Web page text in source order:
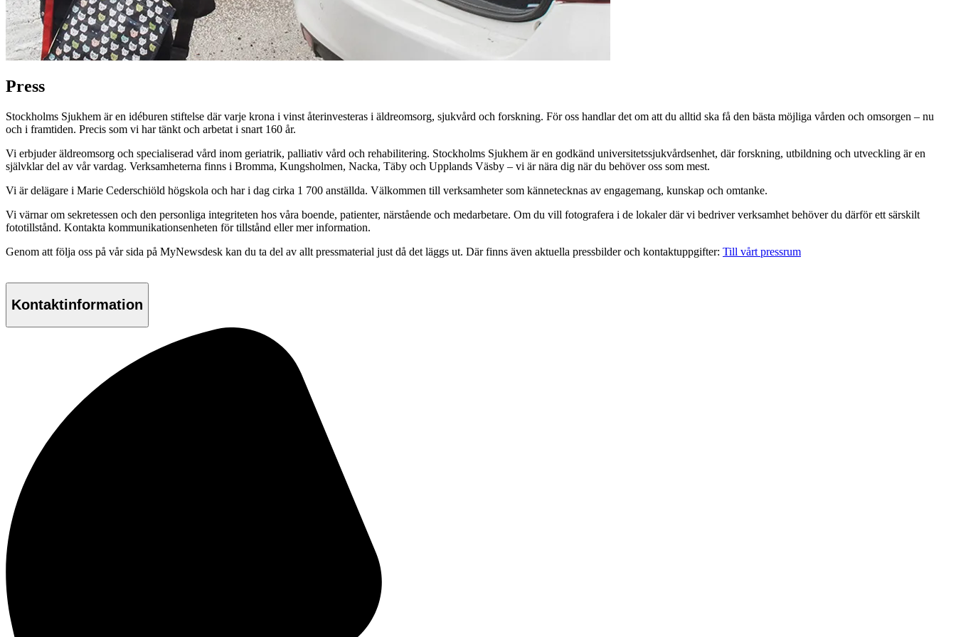
Press
Stockholms Sjukhem är en idéburen stiftelse där varje krona i vinst återinvesteras i äldreomsorg, sjukvård och forskning. För oss handlar det om att du alltid ska få den bästa möjliga vården och omsorgen – nu
och i framtiden. Precis som vi har tänkt och arbetat i snart 160 år.
Vi erbjuder äldreomsorg och specialiserad vård inom geriatrik, palliativ vård och rehabilitering. Stockholms Sjukhem är en godkänd universitetssjukvårdsenhet, där forskning, utbildning och utveckling är en
självklar del av vår vardag. Verksamheterna finns i Bromma, Kungsholmen, Nacka, Täby och Upplands Väsby – vi är nära dig när du behöver oss som mest.
Vi är delägare i Marie Cederschiöld högskola och har i dag cirka 1 700 anställda. Välkommen till verksamheter som kännetecknas av engagemang, kunskap och omtanke.
Vi värnar om sekretessen och den personliga integriteten hos våra boende, patienter, närstående och medarbetare. Om du vill fotografera i de lokaler där vi bedriver verksamhet behöver du därför ett särskilt
fototillstånd. Kontakta kommunikationsenheten för tillstånd eller mer information.
Genom att följa oss på vår sida på MyNewsdesk kan du ta del av allt pressmaterial just då det läggs ut. Där finns även aktuella pressbilder och kontaktuppgifter: Till vårt pressrum
Kontaktinformation